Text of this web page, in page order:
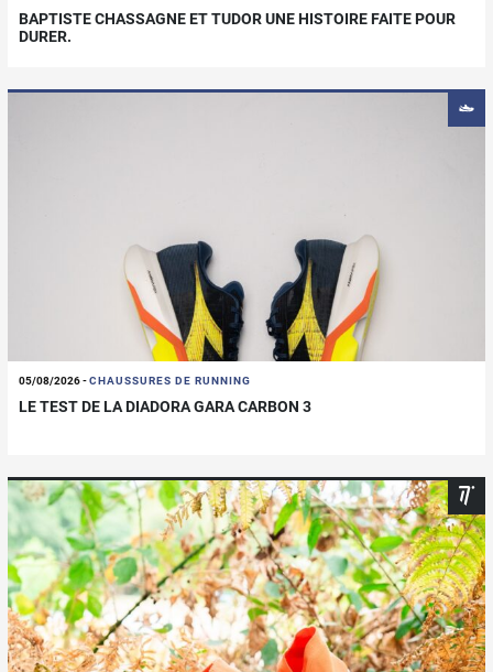
BAPTISTE CHASSAGNE ET TUDOR UNE HISTOIRE FAITE POUR
DURER.
05/08/2026-CHAUSSURES DE RUNNING
LE TEST DE LA DIADORA GARA CARBON 3